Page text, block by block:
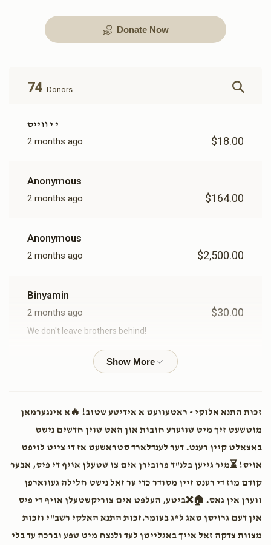
Donate Now
74 Donors
י י ווייס
2 months ago $18.00
Anonymous
2 months ago $164.00
Anonymous
2 months ago $2,500.00
Binyamin
2 months ago $30.00
We don't leave brothers behind!
P B
3 months ago $101.00
הצלות בית בישראל
לענ״ יצחק בן שמשון לענ״ בנימין זאב בן שמשון ברוך ני״ לענ״
נפתלי בן יקתואל י-הודה , כל חולה ישראל לרפואה שלימה
בקרוב
זכות התנא אלוקי - ראטעוועט א אידישע שטוב! 🔥א אינגערמאן
מוטשעט זיך מיט שווערע חובות און האט שוין חדשים נישט
באצאלט קיין רענט. דער לענדלארד סטראשעט אז די צייט לויפט
אויס! ⏳מיר גייען בלנ"ד פרובירן אים צו שטעלן אויף די פיס, אבער
קודם מוז די רענט זיין מסודר כדי ער זאל נישט חלילה געווארפן
ווערן אין גאס. 🏠❌ביטע, העלפט אים צוריקשטעלן אויף די פיס
אין דעם גרויסן טאג ל"ג בעומר.זכות התנא האלקי רשב"י וזכות
מצוות צדקה זאל אייך באגלייטן לעד ולנצח מיט שפע וברכה עד בלי